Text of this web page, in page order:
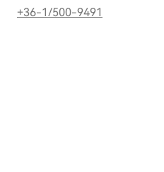
+36-1/500-9491